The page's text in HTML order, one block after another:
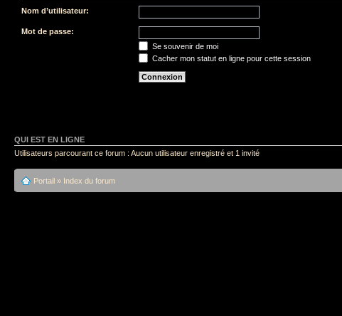
Nom d’utilisateur:
Mot de passe:
Se souvenir de moi
Cacher mon statut en ligne pour cette session
QUI EST EN LIGNE
Utilisateurs parcourant ce forum : Aucun utilisateur enregistré et 1 invité
Portail » Index du forum